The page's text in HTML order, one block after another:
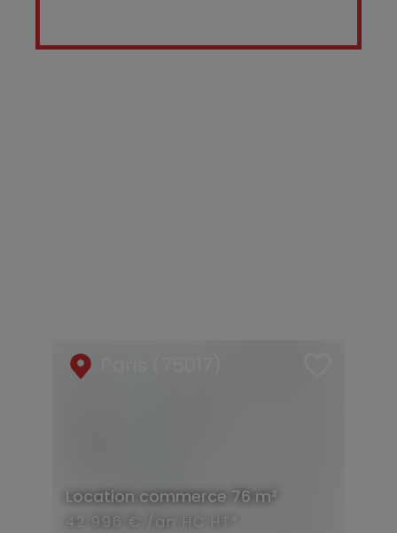
Location commerce 76 m²
42 996 € /an HC HT*